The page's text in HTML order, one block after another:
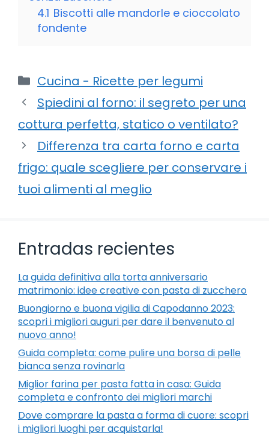
4.1 Biscotti alle mandorle e cioccolato
fondente
Categorie
Cucina - Ricette per legumi
Spiedini al forno: il segreto per una
cottura perfetta, statico o ventilato?
Differenza tra carta forno e carta
frigo: quale scegliere per conservare i
tuoi alimenti al meglio
Entradas recientes
La guida definitiva alla torta anniversario
matrimonio: idee creative con pasta di zucchero
Buongiorno e buona vigilia di Capodanno 2023:
scopri i migliori auguri per dare il benvenuto al
nuovo anno!
Guida completa: come pulire una borsa di pelle
bianca senza rovinarla
Miglior farina per pasta fatta in casa: Guida
completa e confronto dei migliori marchi
Dove comprare la pasta a forma di cuore: scopri
i migliori luoghi per acquistarla!